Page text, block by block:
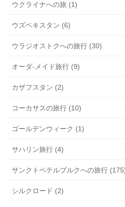
ウクライナへの旅 (1)
ウズベキスタン (6)
ウラジオストクへの旅行 (30)
オーダ-メイド旅行 (9)
カザフスタン (2)
コーカサスの旅行 (10)
ゴールデンウィーク (1)
サハリン旅行 (4)
サンクトペテルブルクへの旅行
シルクロード (2)